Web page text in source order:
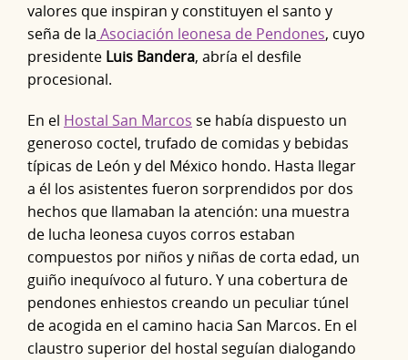
valores que inspiran y constituyen el santo y
seña de la Asociación leonesa de Pendones, cuyo
presidente Luis Bandera, abría el desfile
procesional.
En el Hostal San Marcos se había dispuesto un
generoso coctel, trufado de comidas y bebidas
típicas de León y del México hondo. Hasta llegar
a él los asistentes fueron sorprendidos por dos
hechos que llamaban la atención: una muestra
de lucha leonesa cuyos corros estaban
compuestos por niños y niñas de corta edad, un
guiño inequívoco al futuro. Y una cobertura de
pendones enhiestos creando un peculiar túnel
de acogida en el camino hacia San Marcos. En el
claustro superior del hostal seguían dialogando